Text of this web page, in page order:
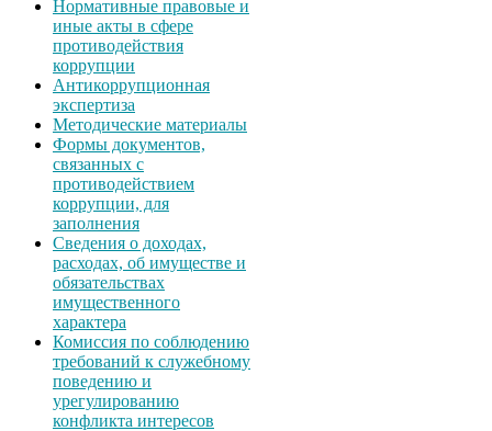
Нормативные правовые и
иные акты в сфере
противодействия
коррупции
Антикоррупционная
экспертиза
Методические материалы
Формы документов,
связанных с
противодействием
коррупции, для
заполнения
Сведения о доходах,
расходах, об имуществе и
обязательствах
имущественного
характера
Комиссия по соблюдению
требований к служебному
поведению и
урегулированию
конфликта интересов